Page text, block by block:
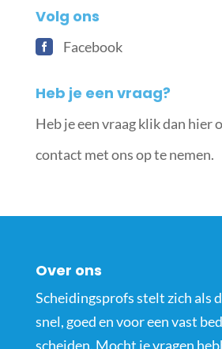
Volg ons
Facebook
Heb je een vraag?
Heb je een vraag klik dan hier
contact met ons op te nemen.
Over ons
Scheidingsprofs stelt zich als
snel, goed en voor een vast
scheiden. Mocht je vragen